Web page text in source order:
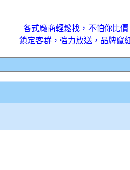
各式廠商輕鬆找，不怕你比
鎖定客群，強力放送，品牌竄